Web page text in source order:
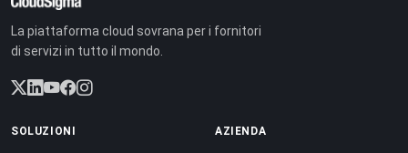
La piattaforma cloud sovrana per i fornitori
di servizi in tutto il mondo.
SOLUZIONI AZIENDA